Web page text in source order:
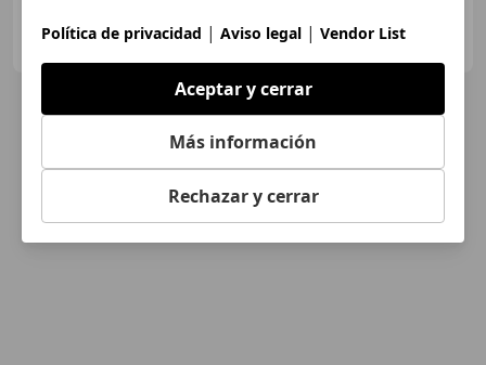
INTERCAR MURCIA
ES-30161 Llano de Brujas
Política de privacidad | Aviso legal | Vendor List
Aceptar y cerrar
Más información
Rechazar y cerrar